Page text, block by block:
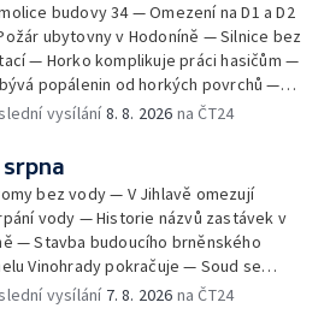
budovy 34 — Omezení na D1 a D2
ubytovny v Hodoníně — Silnice bez
— Horko komplikuje práci hasičům —
popálenin od horkých povrchů —
prodej burčáku — Vedra komplikují
vysílání8. 8. 2026 na ČT24
srpna
bez vody — V Jihlavě omezují
vody — Historie názvů zastávek v
— Stavba budoucího brněnského
Vinohrady pokračuje — Soud se
zlínského baru — Odložení bourání
vysílání 7. 8. 2026 na ČT24